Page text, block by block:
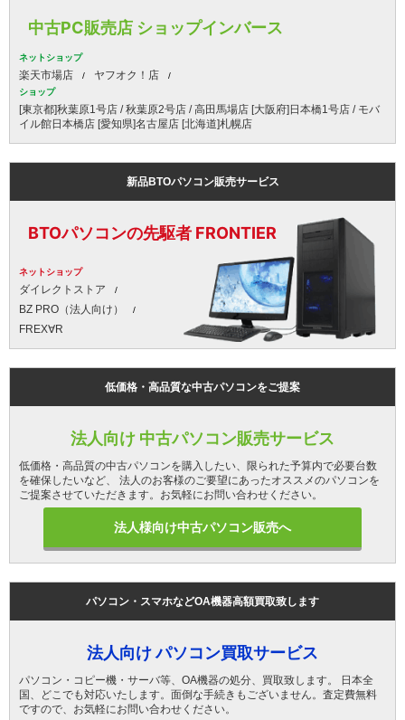
中古PC販売店 ショップインバース
ネットショップ
楽天市場店 ヤフオク！店
ショップ
[東京都]秋葉原1号店 / 秋葉原2号店 / 高田馬場店 [大阪府]日本橋1号店 / モバ
イル館日本橋店 [愛知県]名古屋店 [北海道]札幌店
新品BTOパソコン販売サービス
BTOパソコンの先駆者 FRONTIER
ネットショップ
ダイレクトストア
BZ PRO（法人向け）
FREX∀R
低価格・高品質な中古パソコンをご提案
法人向け 中古パソコン販売サービス
低価格・高品質の中古パソコンを購入したい、限られた予算内で必要台数
を確保したいなど、 法人のお客様のご要望にあったオススメのパソコンを
ご提案させていただきます。お気軽にお問い合わせください。
法人様向け中古パソコン販売へ
パソコン・スマホなどOA機器高額買取致します
法人向け パソコン買取サービス
パソコン・コピー機・サーバ等、OA機器の処分、買取致します。 日本全
国、どこでも対応いたします。面倒な手続きもございません。査定費無料
ですので、お気軽にお問い合わせください。